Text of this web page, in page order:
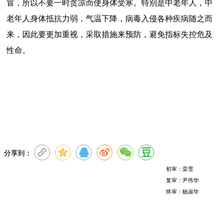
老年人身体抵抗力弱，气温下降，病毒入侵各种疾病随之而
来，因此要更加重视，采取措施来预防，避免指标失控危及
性命。
分享到：
初审：栾雪
复审：尹伟华
终审：杨淑华